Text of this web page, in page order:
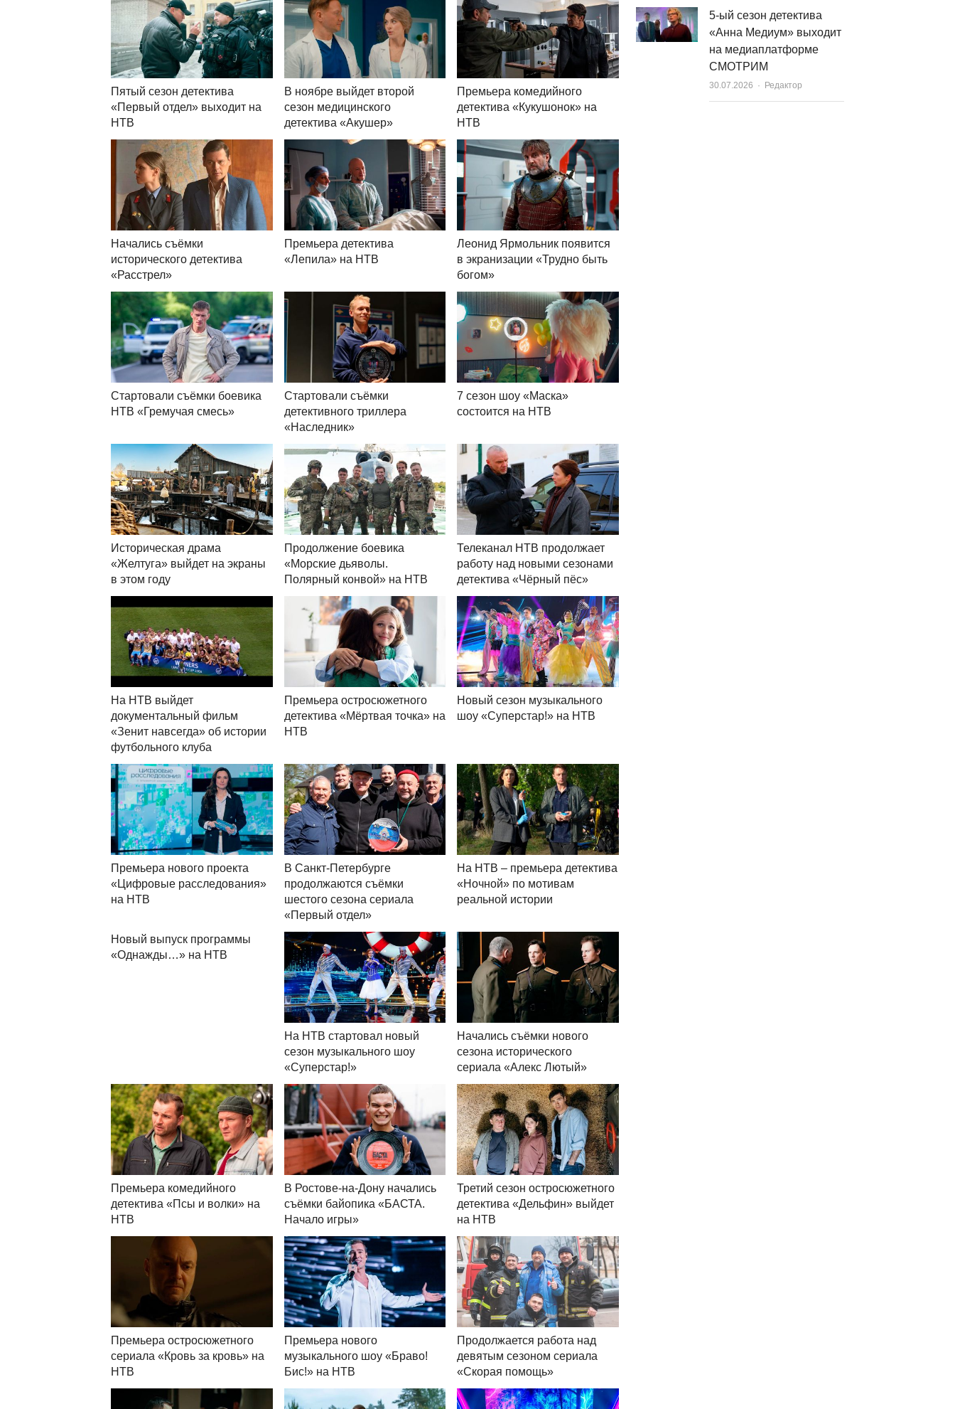
Пятый сезон детектива
«Первый отдел» выходит на
НТВ
В ноябре выйдет второй
сезон медицинского
детектива «Акушер»
Премьера комедийного
детектива «Кукушонок» на
НТВ
Начались съёмки
исторического детектива
«Расстрел»
Премьера детектива
«Лепила» на НТВ
Леонид Ярмольник появится
в экранизации «Трудно быть
богом»
Стартовали съёмки боевика
НТВ «Гремучая смесь»
Стартовали съёмки
детективного триллера
«Наследник»
7 сезон шоу «Маска»
состоится на НТВ
Историческая драма
«Желтуга» выйдет на экраны
в этом году
Продолжение боевика
«Морские дьяволы.
Полярный конвой» на НТВ
Телеканал НТВ продолжает
работу над новыми сезонами
детектива «Чёрный пёс»
На НТВ выйдет
документальный фильм
«Зенит навсегда» об истории
футбольного клуба
Премьера остросюжетного
детектива «Мёртвая точка» на
НТВ
Новый сезон музыкального
шоу «Суперстар!» на НТВ
Премьера нового проекта
«Цифровые расследования»
на НТВ
В Санкт-Петербурге
продолжаются съёмки
шестого сезона сериала
«Первый отдел»
На НТВ – премьера детектива
«Ночной» по мотивам
реальной истории
Новый выпуск программы
«Однажды…» на НТВ
На НТВ стартовал новый
сезон музыкального шоу
«Суперстар!»
Начались съёмки нового
сезона исторического
сериала «Алекс Лютый»
Премьера комедийного
детектива «Псы и волки» на
НТВ
В Ростове-на-Дону начались
съёмки байопика «БАСТА.
Начало игры»
Третий сезон остросюжетного
детектива «Дельфин» выйдет
на НТВ
Премьера остросюжетного
сериала «Кровь за кровь» на
НТВ
Премьера нового
музыкального шоу «Браво!
Бис!» на НТВ
Продолжается работа над
девятым сезоном сериала
«Скорая помощь»
5-ый сезон детектива
«Анна Медиум» выходит
на медиаплатформе
СМОТРИМ
30.07.2026 Author
Редактор